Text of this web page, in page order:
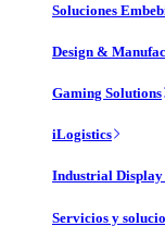
Soluciones
Design &
Gaming Solutions
iLogistics
Industrial Display
Servicios y